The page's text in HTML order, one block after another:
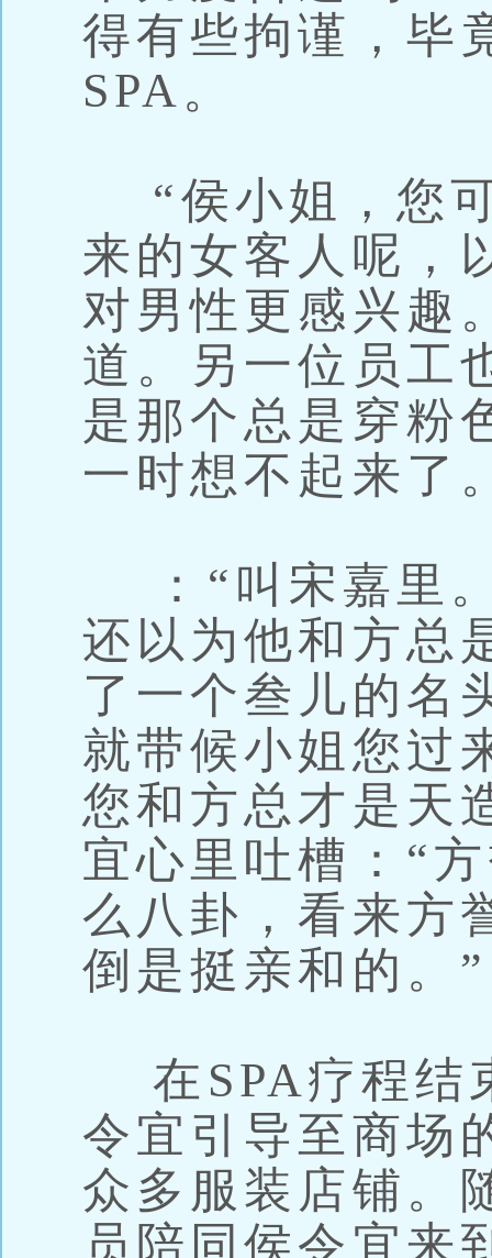
得有些拘谨，毕
SPA。
“侯小姐，您
来的女客人呢，
对男性更感兴趣
道。另一位员工
是那个总是穿粉
一时想不起来了
：“叫宋嘉里
还以为他和方总
了一个叁儿的名
就带候小姐您过
您和方总才是天
宜心里吐槽：“
么八卦，看来方
倒是挺亲和的。”
在SPA疗程结
令宜引导至商场
众多服装店铺。
员陪同侯令宜来